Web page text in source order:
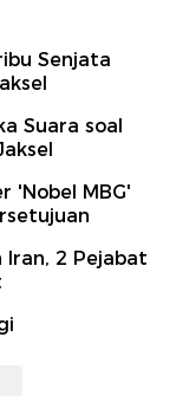
Senjata
Suara soal
'Nobel MBG'
Iran, 2 Pejabat